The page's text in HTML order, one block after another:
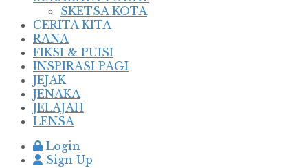
SKETSA KOTA
CERITA KITA
RANA
FIKSI & PUISI
INSPIRASI PAGI
JEJAK
JENAKA
JELAJAH
LENSA
Login
Sign Up